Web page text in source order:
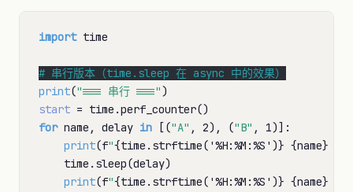
import time
#
print("=== 串行 ==="
start =
for name, delay in [("A" , 2), ("B" , 1)]:
print(f"{time.strftime('%H:%M:%S')} {name}
    time.sleep(delay)
print(f"{time.strftime('%H:%M:%S')} {name}